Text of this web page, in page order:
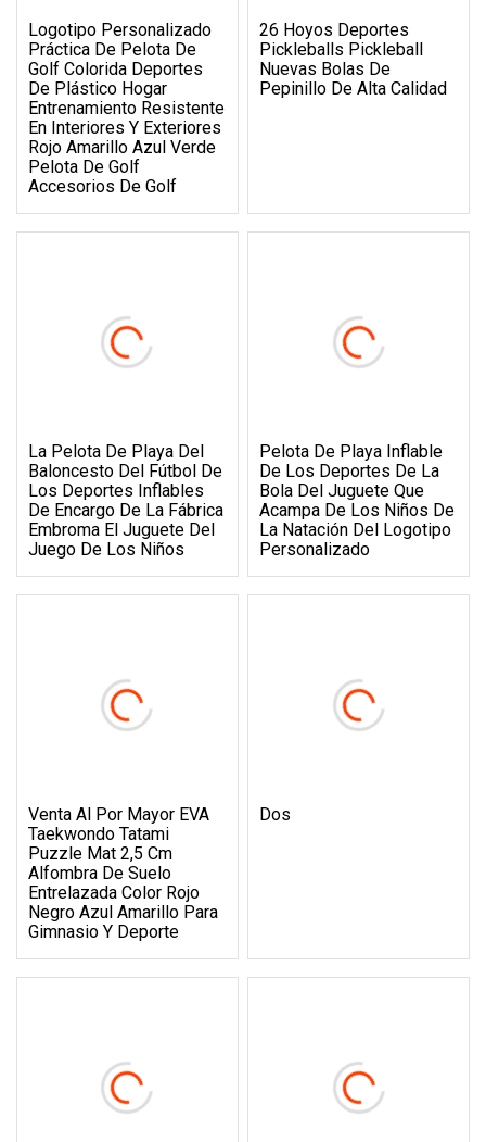
Logotipo Personalizado
Práctica De Pelota De
Golf Colorida Deportes
De Plástico Hogar
Entrenamiento Resistente
En Interiores Y Exteriores
Rojo Amarillo Azul Verde
Pelota De Golf
Accesorios De Golf
26 Hoyos Deportes
Pickleballs Pickleball
Nuevas Bolas De
Pepinillo De Alta Calidad
La Pelota De Playa Del
Baloncesto Del Fútbol De
Los Deportes Inflables
De Encargo De La Fábrica
Embroma El Juguete Del
Juego De Los Niños
Pelota De Playa Inflable
De Los Deportes De La
Bola Del Juguete Que
Acampa De Los Niños De
La Natación Del Logotipo
Personalizado
Venta Al Por Mayor EVA
Taekwondo Tatami
Puzzle Mat 2,5 Cm
Alfombra De Suelo
Entrelazada Color Rojo
Negro Azul Amarillo Para
Gimnasio Y Deporte
Dos